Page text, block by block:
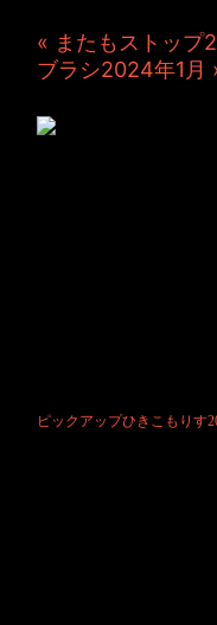
« またもストップ
ブラシ2024年1月
ピックアップひきこもりす